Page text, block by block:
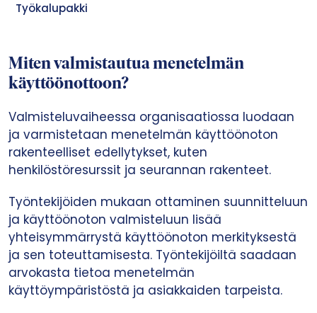
Työkalupakki
Miten valmistautua menetelmän
käyttöönottoon?
Valmisteluvaiheessa organisaatiossa luodaan
ja varmistetaan menetelmän käyttöönoton
rakenteelliset edellytykset, kuten
henkilöstöresurssit ja seurannan rakenteet.
Työntekijöiden mukaan ottaminen suunnitteluun
ja käyttöönoton valmisteluun lisää
yhteisymmärrystä käyttöönoton merkityksestä
ja sen toteuttamisesta. Työntekijöiltä saadaan
arvokasta tietoa menetelmän
käyttöympäristöstä ja asiakkaiden tarpeista.